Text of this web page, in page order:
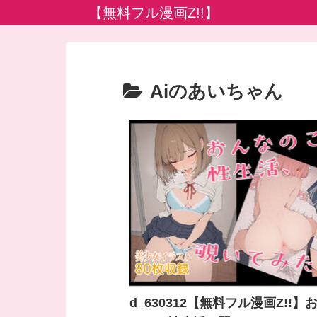
【無料フル漫画Z!!】
Aiのあいちゃん
d_630312【無料フル漫画Z!!】